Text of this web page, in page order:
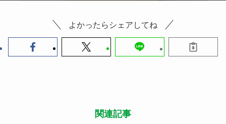
よかったらシェアしてね
関連記事